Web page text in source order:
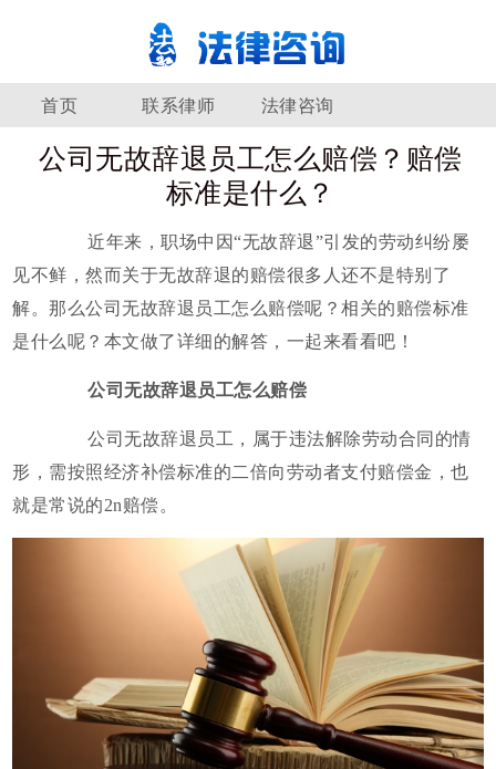
首页 联系律师 法律咨询
公司无故辞退员工怎么赔偿？赔偿
标准是什么？
近年来，职场中因“无故辞退”引发的劳动纠纷屡
见不鲜，然而关于无故辞退的赔偿很多人还不是特别了
解。那么公司无故辞退员工怎么赔偿呢？相关的赔偿标准
是什么呢？本文做了详细的解答，一起来看看吧！
公司无故辞退员工怎么赔偿
公司无故辞退员工，属于违法解除劳动合同的情
形，需按照经济补偿标准的二倍向劳动者支付赔偿金，也
就是常说的2n赔偿。